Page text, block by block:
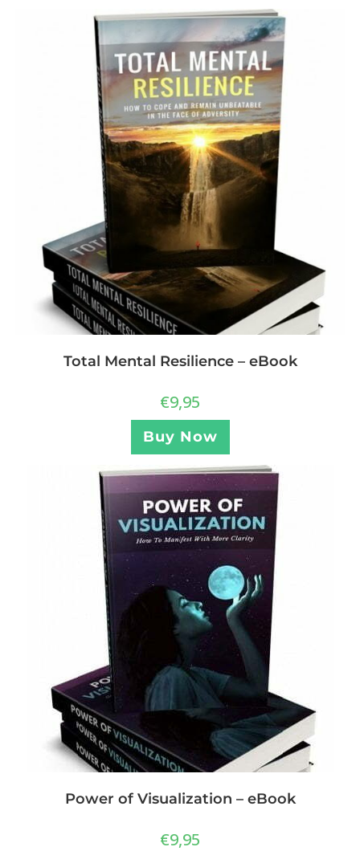
Total Mental Resilience – eBook
€9,95
Buy Now
Power of Visualization – eBook
€9,95